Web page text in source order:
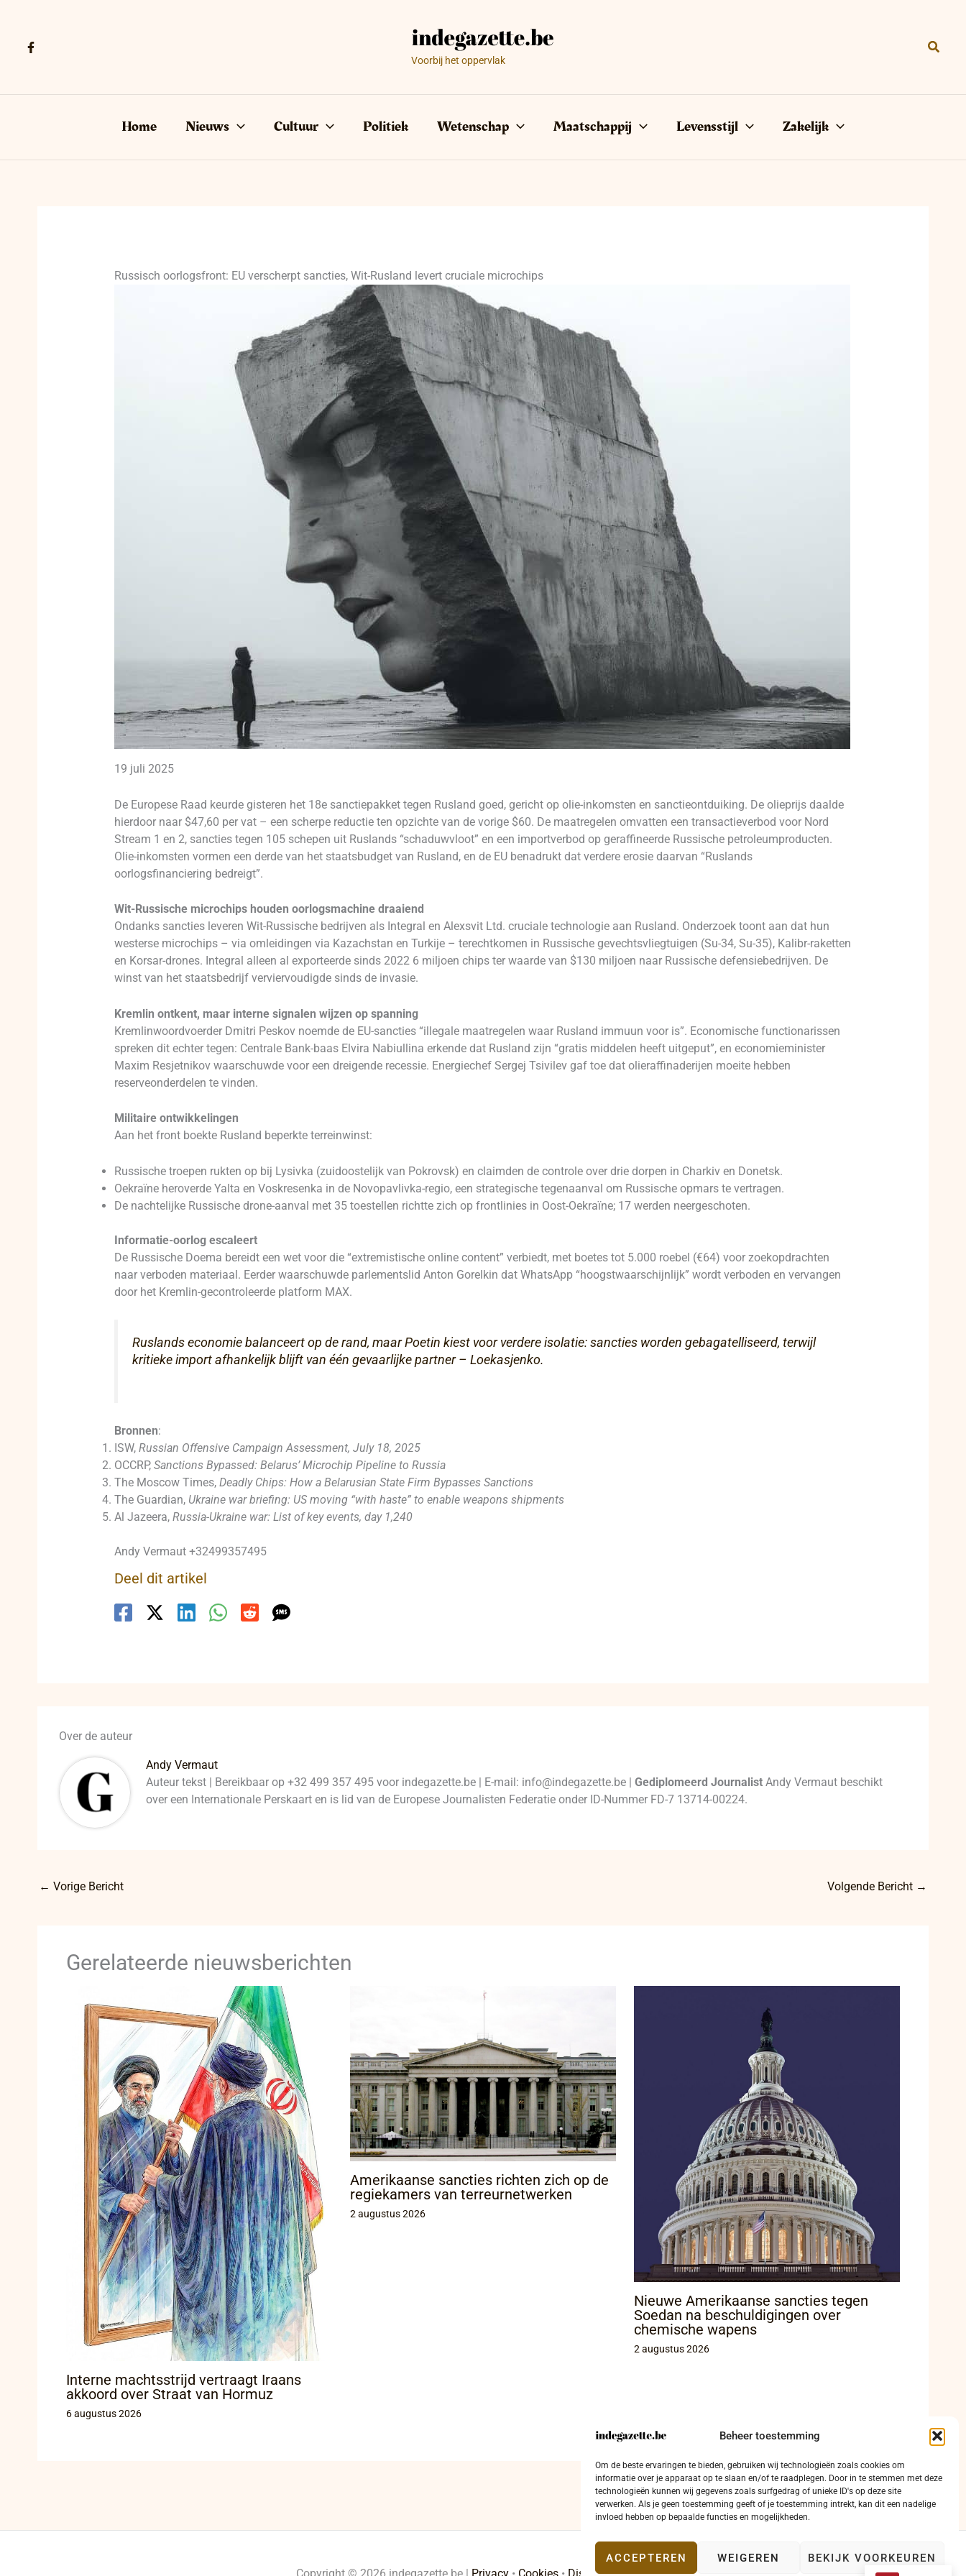
Beheer toestemming
Om de beste ervaringen te bieden, gebruiken wij technologieën zoals cookies om
informatie over je apparaat op te slaan en/of te raadplegen. Door in te stemmen met deze
technologieën kunnen wij gegevens zoals surfgedrag of unieke ID's op deze site
verwerken. Als je geen toestemming geeft of je toestemming intrekt, kan dit een nadelige
invloed hebben op bepaalde functies en mogelijkheden.
ACCEPTEREN WEIGEREN BEKIJK VOORKEUREN
Voorbij het oppervlak
Home Nieuws Cultuur Politiek Wetenschap Maatschappij Levensstijl Zakelijk
Russisch oorlogsfront: EU verscherpt sancties, Wit-Rusland levert cruciale microchips
19 juli 2025
De Europese Raad keurde gisteren het 18e sanctiepakket tegen Rusland goed, gericht op olie-inkomsten en sanctieontduiking. De olieprijs daalde
hierdoor naar $47,60 per vat – een scherpe reductie ten opzichte van de vorige $60. De maatregelen omvatten een transactieverbod voor Nord
Stream 1 en 2, sancties tegen 105 schepen uit Ruslands “schaduwvloot” en een importverbod op geraffineerde Russische petroleumproducten.
Olie-inkomsten vormen een derde van het staatsbudget van Rusland, en de EU benadrukt dat verdere erosie daarvan “Ruslands
oorlogsfinanciering bedreigt”.
Wit-Russische microchips houden oorlogsmachine draaiend
Ondanks sancties leveren Wit-Russische bedrijven als Integral en Alexsvit Ltd. cruciale technologie aan Rusland. Onderzoek toont aan dat hun
westerse microchips – via omleidingen via Kazachstan en Turkije – terechtkomen in Russische gevechtsvliegtuigen (Su-34, Su-35), Kalibr-raketten
en Korsar-drones. Integral alleen al exporteerde sinds 2022 6 miljoen chips ter waarde van $130 miljoen naar Russische defensiebedrijven. De
winst van het staatsbedrijf verviervoudigde sinds de invasie.
Kremlin ontkent, maar interne signalen wijzen op spanning
Kremlinwoordvoerder Dmitri Peskov noemde de EU-sancties “illegale maatregelen waar Rusland immuun voor is”. Economische functionarissen
spreken dit echter tegen: Centrale Bank-baas Elvira Nabiullina erkende dat Rusland zijn “gratis middelen heeft uitgeput”, en economieminister
Maxim Resjetnikov waarschuwde voor een dreigende recessie. Energiechef Sergej Tsivilev gaf toe dat olieraffinaderijen moeite hebben
reserveonderdelen te vinden.
Militaire ontwikkelingen
Aan het front boekte Rusland beperkte terreinwinst:
Russische troepen rukten op bij Lysivka (zuidoostelijk van Pokrovsk) en claimden de controle over drie dorpen in Charkiv en Donetsk.
Oekraïne heroverde Yalta en Voskresenka in de Novopavlivka-regio, een strategische tegenaanval om Russische opmars te vertragen.
De nachtelijke Russische drone-aanval met 35 toestellen richtte zich op frontlinies in Oost-Oekraïne; 17 werden neergeschoten.
Informatie-oorlog escaleert
De Russische Doema bereidt een wet voor die “extremistische online content” verbiedt, met boetes tot 5.000 roebel (€64) voor zoekopdrachten
naar verboden materiaal. Eerder waarschuwde parlementslid Anton Gorelkin dat WhatsApp “hoogstwaarschijnlijk” wordt verboden en vervangen
door het Kremlin-gecontroleerde platform MAX.
Ruslands economie balanceert op de rand, maar Poetin kiest voor verdere isolatie: sancties worden gebagatelliseerd, terwijl
kritieke import afhankelijk blijft van één gevaarlijke partner – Loekasjenko.
Bronnen:
ISW, Russian Offensive Campaign Assessment, July 18, 2025
OCCRP, Sanctions Bypassed: Belarus’ Microchip Pipeline to Russia
The Moscow Times, Deadly Chips: How a Belarusian State Firm Bypasses Sanctions
The Guardian, Ukraine war briefing: US moving “with haste” to enable weapons shipments
Al Jazeera, Russia-Ukraine war: List of key events, day 1,240
Andy Vermaut +32499357495
Deel dit artikel
Over de auteur
Andy Vermaut
Auteur tekst | Bereikbaar op +32 499 357 495 voor indegazette.be | E-mail: info@indegazette.be |Gediplomeerd Journalist Andy Vermaut beschikt
over een Internationale Perskaart en is lid van de Europese Journalisten Federatie onder ID-Nummer FD-7 13714-00224.
← Vorige Bericht Volgende Bericht →
Gerelateerde nieuwsberichten
Interne machtsstrijd vertraagt Iraans
akkoord over Straat van Hormuz
6 augustus 2026
Amerikaanse sancties richten zich op de
regiekamers van terreurnetwerken
2 augustus 2026
Nieuwe Amerikaanse sancties tegen
Soedan na beschuldigingen over
chemische wapens
2 augustus 2026